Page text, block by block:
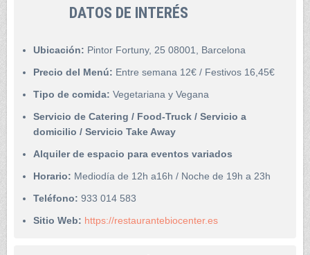
DATOS DE INTERÉS
Ubicación: Pintor Fortuny, 25 08001, Barcelona
Precio del Menú: Entre semana 12€ / Festivos 16,45€
Tipo de comida: Vegetariana y Vegana
Servicio de Catering / Food-Truck / Servicio a
domicilio / Servicio Take Away
Alquiler de espacio para eventos variados
Horario: Mediodía de 12h a16h / Noche de 19h a 23h
Teléfono: 933 014 583
Sitio Web: https://restaurantebiocenter.es